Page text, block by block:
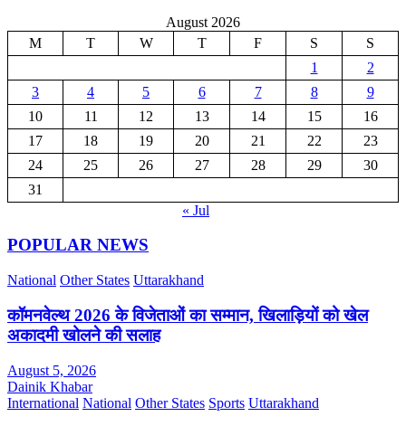
August 2026
M
T W T F S
S
1
2
3
4 5 6 7 8
9
10
11 12 13 14 15
16
17
18 19 20 21 22
23
24
25 26 27 28 29
30
31
« Jul
POPULAR NEWS
National Other States Uttarakhand
कॉमनवेल्थ 2026 के विजेताओं का सम्मान, खिलाड़ियों को खेल
अकादमी खोलने की सलाह
August 5, 2026
Dainik Khabar
International National Other States Sports Uttarakhand